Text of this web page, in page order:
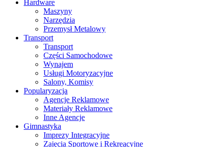
Hardware
Maszyny
Narzędzia
Przemysł Metalowy
Transport
Transport
Części Samochodowe
Wynajem
Usługi Motoryzacyjne
Salony, Komisy
Popularyzacja
Agencje Reklamowe
Materiały Reklamowe
Inne Agencje
Gimnastyka
Imprezy Integracyjne
Zajęcia Sportowe i Rekreacyjne